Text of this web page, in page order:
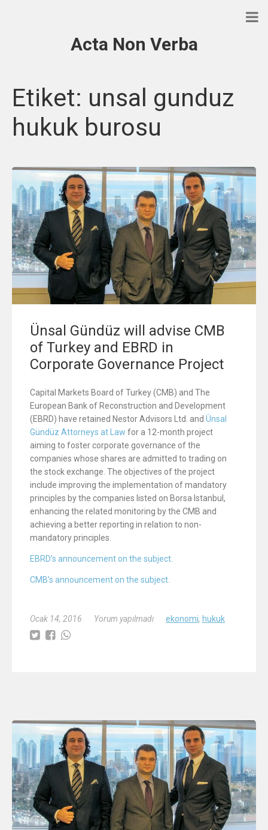
Acta Non Verba
Etiket: unsal gunduz
hukuk burosu
Ünsal Gündüz will advise CMB
of Turkey and EBRD in
Corporate Governance Project
Capital Markets Board of Turkey (CMB) and The
European Bank of Reconstruction and Development
(EBRD) have retained Nestor Advisors Ltd. and Ünsal
Gündüz Attorneys at Law for a 12-month project
aiming to foster corporate governance of the
companies whose shares are admitted to trading on
the stock exchange. The objectives of the project
include improving the implementation of mandatory
principles by the companies listed on Borsa Istanbul,
enhancing the related monitoring by the CMB and
achieving a better reporting in relation to non-
mandatory principles.
EBRD’s announcement on the subject.
CMB’s announcement on the subject.
Ocak 14, 2016 Yorum yapılmadı ekonomi, hukuk